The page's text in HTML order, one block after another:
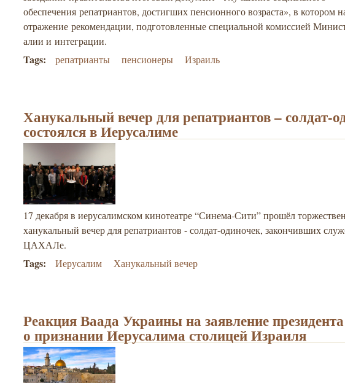
обеспечения репатриантов, достигших пенсионного возраста», в котором
отражение рекомендации, подготовленные специальной комиссией
алии и интеграции.
Tags: репатрианты пенсионеры Израиль
Ханукальный вечер для репатриантов – солдат-
состоялся в Иерусалиме
17 декабря в иерусалимском кинотеатре “Синема-Сити” прошёл
ханукальный вечер для репатриантов - солдат-одиночек, закончивших
ЦАХАЛе.
Tags: Иерусалим Ханукальный вечер
Реакция Ваада Украины на заявление
о признании Иерусалима столицей Израиля